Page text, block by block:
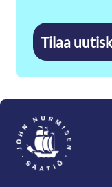
Tilaa